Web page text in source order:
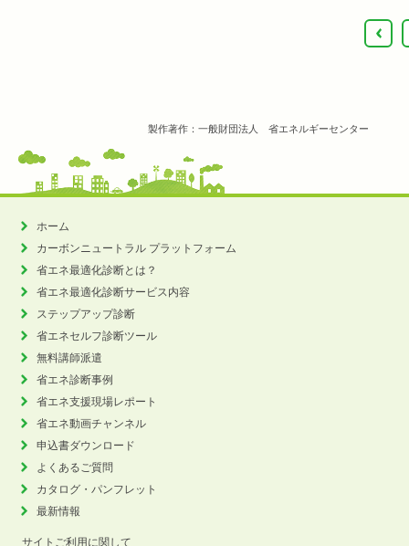
‹
製作著作：一般財団法人 省エネルギーセンター
ホーム
カーボンニュートラル プラットフォーム
省エネ最適化診断とは？
省エネ最適化診断サービス内容
ステップアップ診断
省エネセルフ診断ツール
無料講師派遣
省エネ診断事例
省エネ支援現場レポート
省エネ動画チャンネル
申込書ダウンロード
よくあるご質問
カタログ・パンフレット
最新情報
サイトご利用に関して